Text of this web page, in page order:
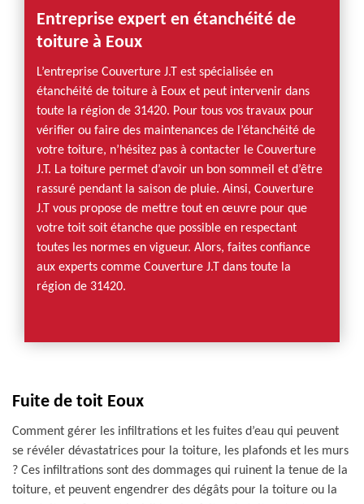
Entreprise expert en étanchéité de
toiture à Eoux
L’entreprise Couverture J.T est spécialisée en
étanchéité de toiture à Eoux et peut intervenir dans
toute la région de 31420. Pour tous vos travaux pour
vérifier ou faire des maintenances de l’étanchéité de
votre toiture, n’hésitez pas à contacter le Couverture
J.T. La toiture permet d’avoir un bon sommeil et d’être
rassuré pendant la saison de pluie. Ainsi, Couverture
J.T vous propose de mettre tout en œuvre pour que
votre toit soit étanche que possible en respectant
toutes les normes en vigueur. Alors, faites confiance
aux experts comme Couverture J.T dans toute la
région de 31420.
Fuite de toit Eoux
Comment gérer les infiltrations et les fuites d’eau qui peuvent
se révéler dévastatrices pour la toiture, les plafonds et les murs
? Ces infiltrations sont des dommages qui ruinent la tenue de la
toiture, et peuvent engendrer des dégâts pour la toiture ou la